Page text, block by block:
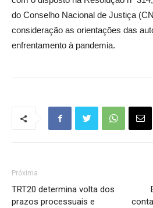
do Conselho Nacional de Justiça
consideração as orientações das
enfrentamento à pandemia.
Próxima
TRT20 determina volta dos
prazos processuais e